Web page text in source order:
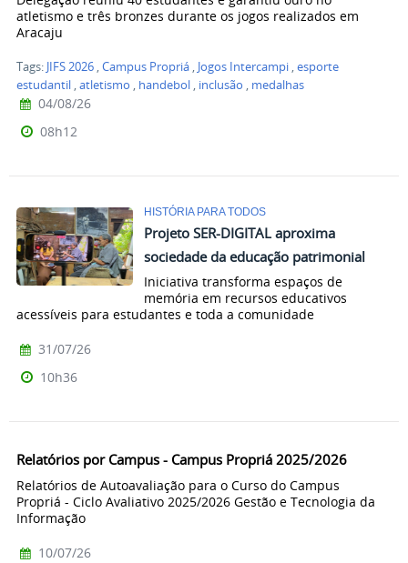
atletismo e três bronzes durante os jogos realizados em
Aracaju
Tags: JIFS 2026 ,Campus Propriá , Jogos Intercampi ,esporte
estudantil ,atletismo , handebol , inclusão , medalhas
04/08/26
08h12
HISTÓRIA PARA TODOS
Projeto SER-DIGITAL aproxima
sociedade da educação patrimonial
Iniciativa transforma espaços de
memória em recursos educativos
acessíveis para estudantes e toda a comunidade
31/07/26
10h36
Relatórios por Campus - Campus Propriá 2025/2026
Relatórios de Autoavaliação para o Curso do Campus
Propriá - Ciclo Avaliativo 2025/2026 Gestão e Tecnologia da
Informação
10/07/26